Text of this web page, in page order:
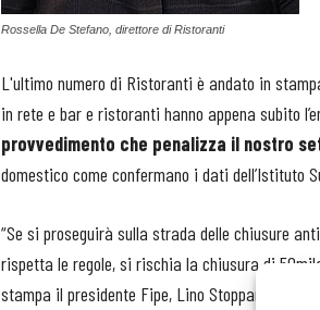
Rossella De Stefano, direttore di Ristoranti
L'ultimo numero di Ristoranti è andato in
in rete e bar e ristoranti hanno appena subito
provvedimento che penalizza il nostro
domestico come confermano i dati dell’Istituto
“Se si proseguirà sulla strada delle chiusure
rispetta le regole, si rischia la chiusura di
stampa il presidente Fipe, Lino Stoppani.